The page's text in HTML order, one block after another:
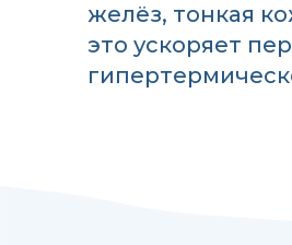
желёз, тонкая
это ускоряет